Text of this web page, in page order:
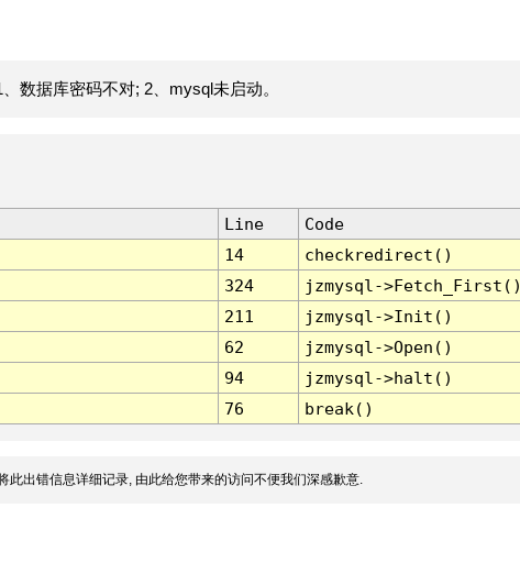
数据库密码不对; 2、mysql未启动。
Line
Code
14
checkredirect()
324
jzmysql-
211
jzmysql->Init()
62
jzmysql->Open()
94
jzmysql->halt()
76 break()
此出错信息详细记录, 由此给您带来的访问不便我们深感歉意.